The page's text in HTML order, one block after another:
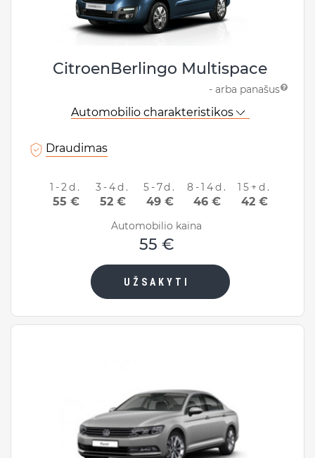
CitroenBerlingo Multispace
- arba panašus
Automobilio charakteristikos
Draudimas
1-2d.
55 €
3-4d.
52 €
5-7d.
49 €
8-14d.
46 €
15+d.
42 €
Automobilio kaina
55 €
UŽSAKYTI